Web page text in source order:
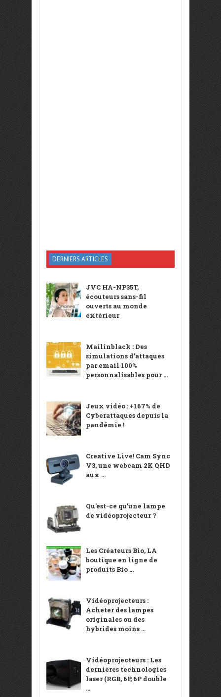
DERNIERS ARTICLES
JVC HA-NP35T,
écouteurs sans-fil
ouverts au monde
extérieur
Mailinblack : Des
simulations d’attaques
par email 100%
personnalisables pour ...
Jeux vidéo : +167% de
Cyberattaques depuis la
pandémie !
Creative Live! Cam Sync
V3, une webcam 2K QHD
aux ...
Qu’est-ce qu’une lampe
de vidéoprojecteur ?
Les Créateurs Bio, LA
boutique en ligne de
produits Bio ...
Vidéoprojecteurs :
Acheter des lampes
originales ou des
hybrides moins ...
Vidéoprojecteurs : Les
dernières technologies
laser (RGB, 6P, 6P double
...